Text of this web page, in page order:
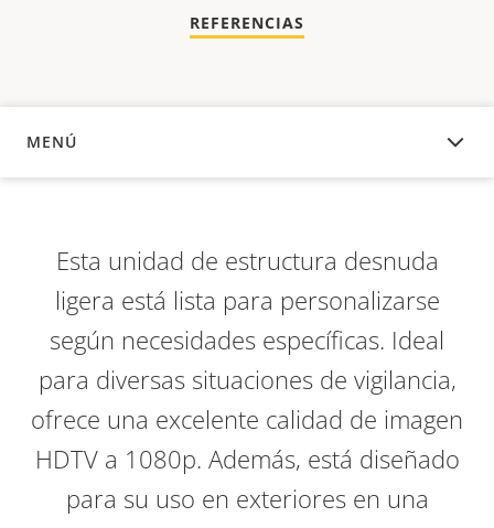
REFERENCIAS
MENÚ
DESCRIPCIÓN
Esta unidad de estructura desnuda
ligera está lista para personalizarse
según necesidades específicas. Ideal
para diversas situaciones de vigilancia,
ofrece una excelente calidad de imagen
HDTV a 1080p. Además, está diseñado
para su uso en exteriores en una